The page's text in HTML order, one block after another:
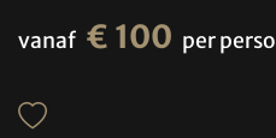
vanaf € 100 per